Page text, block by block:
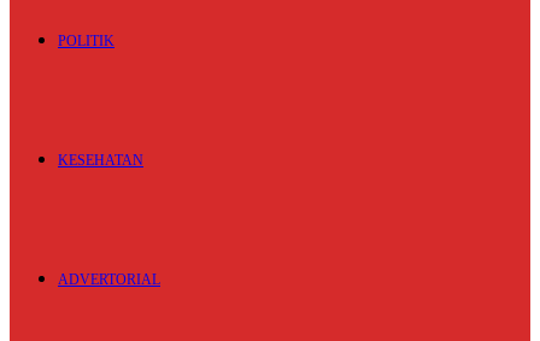
POLITIK
KESEHATAN
ADVERTORIAL